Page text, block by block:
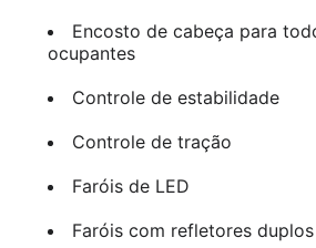
Encosto de cabeça para
ocupantes
Controle de estabilidade
Controle de tração
Faróis de LED
Faróis com refletores duplos